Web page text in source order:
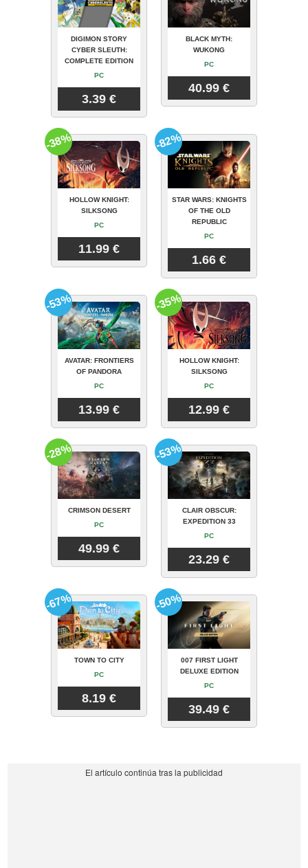
DIGIMON STORY
CYBER SLEUTH:
COMPLETE EDITION
PC
3.39 €
BLACK MYTH:
WUKONG
PC
40.99 €
HOLLOW KNIGHT:
SILKSONG
PC
11.99 €
-38%
STAR WARS: KNIGHTS
OF THE OLD
REPUBLIC
PC
1.66 €
-82%
AVATAR: FRONTIERS
OF PANDORA
PC
13.99 €
-53%
HOLLOW KNIGHT:
SILKSONG
PC
12.99 €
-35%
CRIMSON DESERT
PC
49.99 €
-28%
CLAIR OBSCUR:
EXPEDITION 33
PC
23.29 €
-53%
TOWN TO CITY
PC
8.19 €
-67%
007 FIRST LIGHT
DELUXE EDITION
PC
39.49 €
-50%